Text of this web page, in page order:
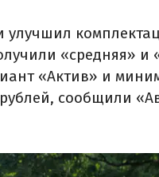
улучшил
«средняя» и
«Актив» и
сообщили